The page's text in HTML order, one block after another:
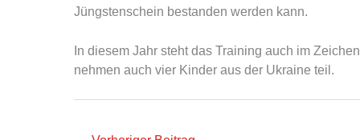
Jüngstenschein bestanden werden kann.
In diesem Jahr steht das Training auch im
nehmen auch vier Kinder aus der Ukraine teil.